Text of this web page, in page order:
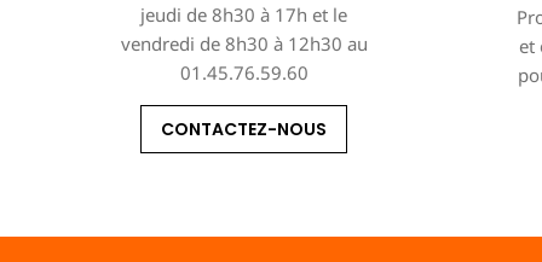
jeudi de 8h30 à 17h et le
vendredi de 8h30 à 12h30 au
01.45.76.59.60
CONTACTEZ-NOUS
et